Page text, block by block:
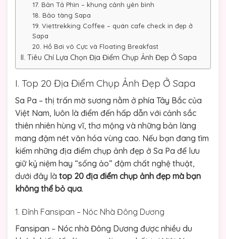
17. Bản Tả Phìn – khung cảnh yên bình
18. Bảo tàng Sapa
19. Viettrekking Coffee – quán cafe check in đẹp ở
Sapa
20. Hồ Bơi vô Cực và Floating Breakfast
II. Tiêu Chí Lựa Chọn Địa Điểm Chụp Ảnh Đẹp Ở Sapa
I. Top 20 Địa Điểm Chụp Ảnh Đẹp Ở Sapa
Sa Pa – thị trấn mờ sương nằm ở phía Tây Bắc của
Việt Nam, luôn là điểm đến hấp dẫn với cảnh sắc
thiên nhiên hùng vĩ, thơ mộng và những bản làng
mang đậm nét văn hóa vùng cao. Nếu bạn đang tìm
kiếm những địa điểm chụp ảnh đẹp ở Sa Pa để lưu
giữ kỷ niệm hay “sống ảo” đậm chất nghệ thuật,
dưới đây là top 20 địa điểm chụp ảnh đẹp mà bạn
không thể bỏ qua.
1. Đỉnh Fansipan – Nóc Nhà Đông Dương
Fansipan – Nóc nhà Đông Dương được nhiều du